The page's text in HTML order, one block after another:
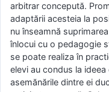
arbitrar concepută.
adaptării acesteia la
nu înseamnă
înlocui cu o pedagogie
se poate realiza în
elevi au condus la
asemănările dintre ei